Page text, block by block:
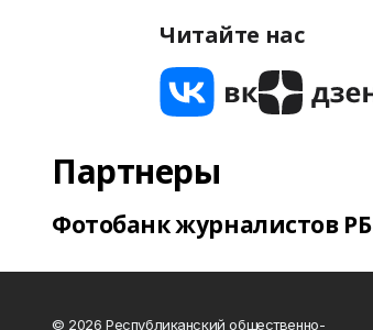
Читайте нас
Партнеры
Фотобанк журналистов РБ
© 2026 Республиканский общественно-